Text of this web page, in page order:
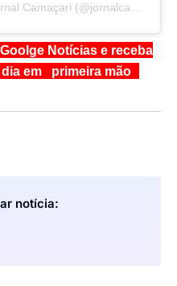
Um post compartilhado por Jornal Camaçari (@jornalcamacari)
Notícias e receba
em primeira mão
notícia: